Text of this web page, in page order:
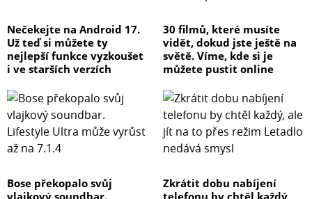
Nečekejte na Android 17.
Už teď si můžete ty
nejlepší funkce vyzkoušet
i ve starších verzích
30 filmů, které musíte
vidět, dokud jste ještě na
světě. Víme, kde si je
můžete pustit online
Bose překopalo svůj
vlajkový soundbar.
Zkrátit dobu nabíjení
telefonu by chtěl každý,